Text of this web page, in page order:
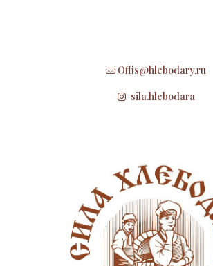
Offis@hlebodary.ru
sila.hlebodara